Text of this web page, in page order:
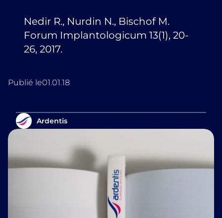
Nedir R., Nurdin N., Bischof M.
Forum Implantologicum 13(1), 20-
26, 2017.
Publié le01.01.18
Ardentis